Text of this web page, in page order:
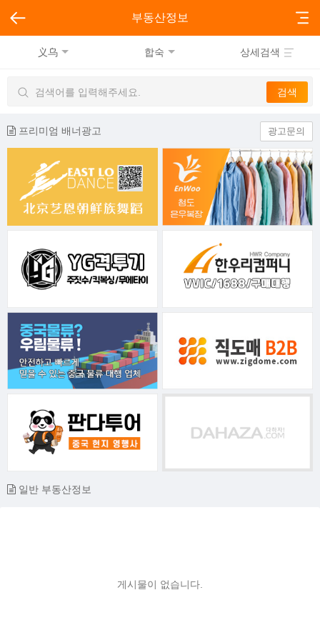
부동산정보
义乌 합숙 상세검색
프리미엄 배너광고 광고문의
일반 부동산정보
게시물이 없습니다.